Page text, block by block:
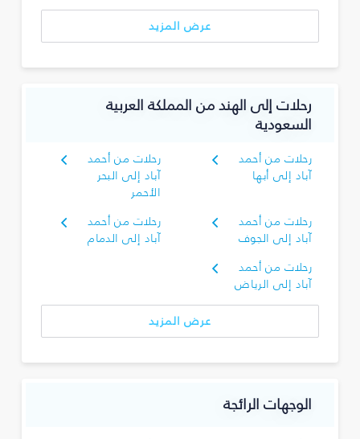
عرض المزيد
رحلات إلى الهند من المملكة العربية
السعودية
رحلات من أحمد
آباد إلى أبها
رحلات من أحمد
آباد إلى البحر
الأحمر
رحلات من أحمد
آباد إلى الجوف
رحلات من أحمد
آباد إلى الدمام
رحلات من أحمد
آباد إلى الرياض
عرض المزيد
الوجهات الرائجة